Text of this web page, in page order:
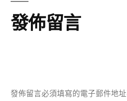
發佈留言
發佈留言必須填寫的電子郵件地址